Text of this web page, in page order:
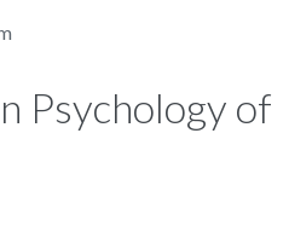
Psychology of